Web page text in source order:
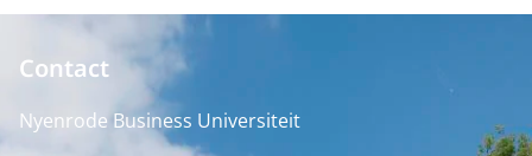
Contact
Nyenrode Business Universiteit